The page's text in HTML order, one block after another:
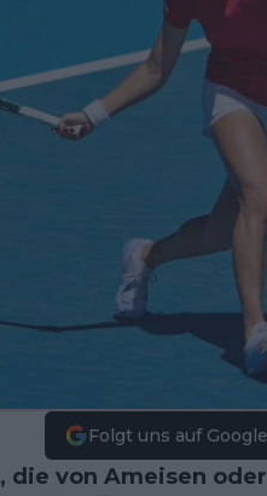
Folgt uns auf
, die von Ameisen